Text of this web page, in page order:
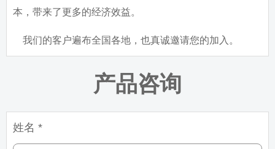
本，带来了更多的经济效益。
我们的客户遍布全国各地，也真诚邀请您的加入。
产品咨询
姓名 *